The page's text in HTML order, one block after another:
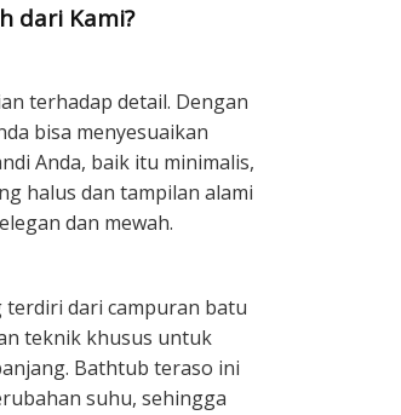
dari Kami?
terhadap detail. Dengan
bisa menyesuaikan
Anda, baik itu minimalis,
halus dan tampilan alami
dan mewah.
dari campuran batu
teknik khusus untuk
Bathtub teraso ini
suhu, sehingga